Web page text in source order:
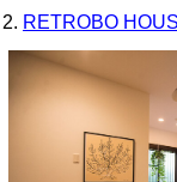
2. RETROBO